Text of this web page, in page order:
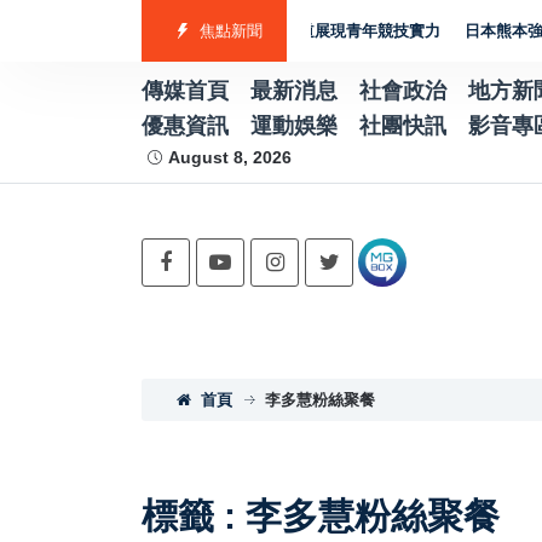
焦點新聞
奪7金2銀4銅 游泳射箭籃球跆拳道展現青年競技實力 日本熊本強震賑災
傳媒首頁 最新消息 社會政治
地方新
優惠資訊
運動娛樂 社團快訊 影音專
August 8, 2026
首頁 李多慧粉絲聚餐
標籤 : 李多慧粉絲聚餐